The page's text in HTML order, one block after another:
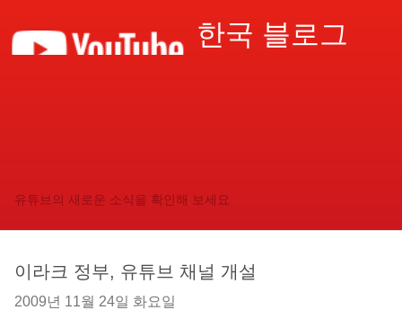
한국 블로그
유튜브의 새로운 소식을 확인해 보세요
이라크 정부, 유튜브 채널 개설
2009년 11월 24일 화요일